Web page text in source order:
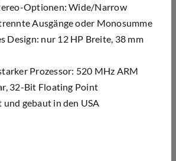
Optionen: Wide/Narrow
Ausgänge oder Monosumme
Design: nur 12 HP Breite, 38 mm
Prozessor: 520 MHz ARM
32-Bit Floating Point
gebaut in den USA